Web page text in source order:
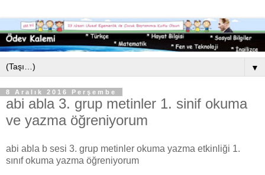
▼
8 Aralık 2016 Perşembe
abi abla 3. grup metinler 1. sinif okuma
ve yazma öğreniyorum
abi abla b sesi 3. grup metinler okuma yazma etkinliği 1.
sınıf okuma yazma öğreniyorum